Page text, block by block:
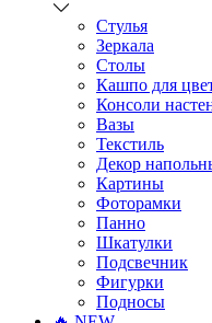
Стулья
Зеркала
Столы
Кашпо для
Консоли
Вазы
Текстиль
Декор
Картины
Фоторамки
Панно
Шкатулки
Подсвечник
Фигурки
Подносы